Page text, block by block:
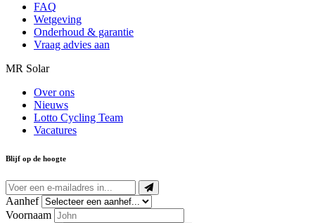
FAQ
Wetgeving
Onderhoud & garantie
Vraag advies aan
MR Solar
Over ons
Nieuws
Lotto Cycling Team
Vacatures
Blijf op de hoogte
Aanhef
Voornaam